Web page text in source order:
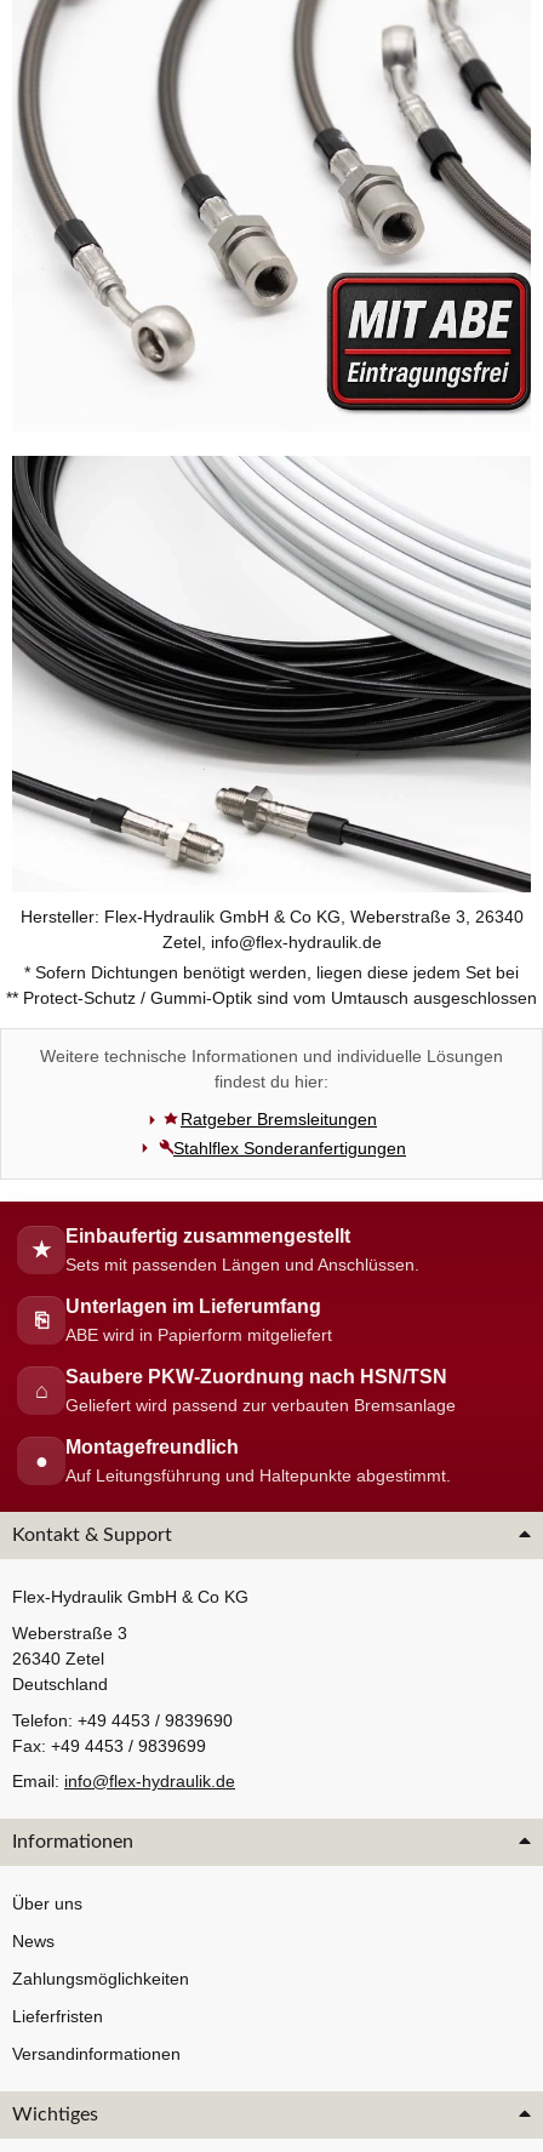
Hersteller: Flex-Hydraulik GmbH & Co KG, Weberstraße 3, 26340
Zetel, info@flex-hydraulik.de
* Sofern Dichtungen benötigt werden, liegen diese jedem Set bei
** Protect-Schutz / Gummi-Optik sind vom Umtausch ausgeschlossen
Weitere technische Informationen und individuelle Lösungen
findest du hier:
Ratgeber Bremsleitungen
Stahlflex Sonderanfertigungen
★
Einbaufertig zusammengestellt
Sets mit passenden Längen und Anschlüssen.
⎘
Unterlagen im Lieferumfang
ABE wird in Papierform mitgeliefert
⌂
Saubere PKW-Zuordnung nach HSN/TSN
Geliefert wird passend zur verbauten Bremsanlage
●
Montagefreundlich
Auf Leitungsführung und Haltepunkte abgestimmt.
Kontakt & Support
Flex-Hydraulik GmbH & Co KG
Weberstraße 3
26340 Zetel
Deutschland
Telefon: +49 4453 / 9839690
Fax: +49 4453 / 9839699
Email: info@flex-hydraulik.de
Informationen
Über uns
News
Zahlungsmöglichkeiten
Lieferfristen
Versandinformationen
Wichtiges